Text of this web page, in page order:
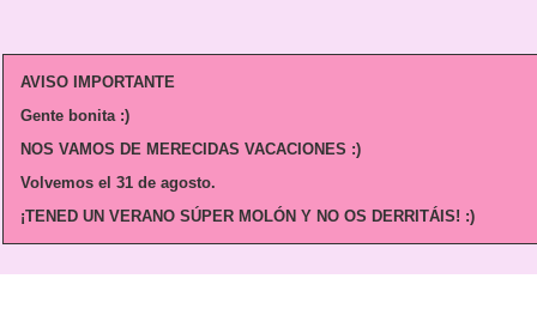
AVISO IMPORTANTE
Gente bonita :)
NOS VAMOS DE MERECIDAS VACACIONES :)
Volvemos el 31 de agosto.
¡TENED UN VERANO SÚPER MOLÓN Y NO OS DERRITÁIS! :)